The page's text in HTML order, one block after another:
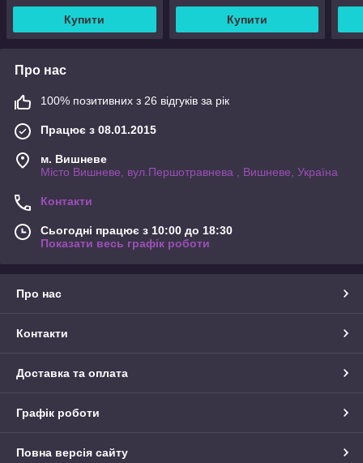
Купити Купити
Про нас
100% позитивних з 26 відгуків за рік
Працює з 08.01.2015
м. Вишневе
Місто Вишневе, вул.Першотравнева , Вишневе, Україна
Контакти
Сьогодні працює з 10:00 до 18:30
Показати весь графік роботи
Про нас
Контакти
Доставка та оплата
Графік роботи
Повна версія сайту